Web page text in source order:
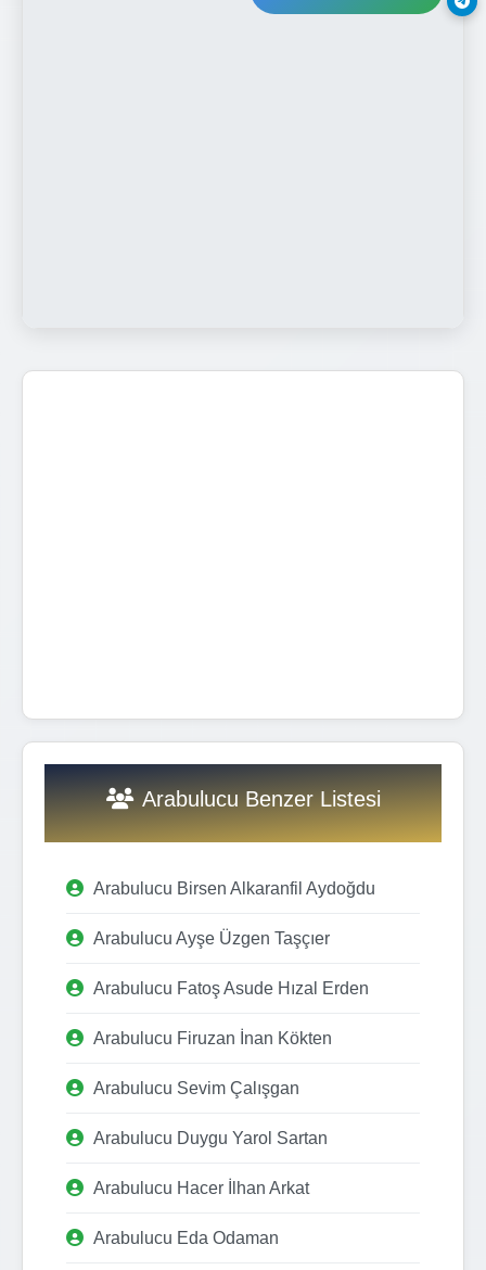
Arabulucu Benzer Listesi
Arabulucu Birsen Alkaranfil Aydoğdu
Arabulucu Ayşe Üzgen Taşçıer
Arabulucu Fatoş Asude Hızal Erden
Arabulucu Firuzan İnan Kökten
Arabulucu Sevim Çalışgan
Arabulucu Duygu Yarol Sartan
Arabulucu Hacer İlhan Arkat
Arabulucu Eda Odaman